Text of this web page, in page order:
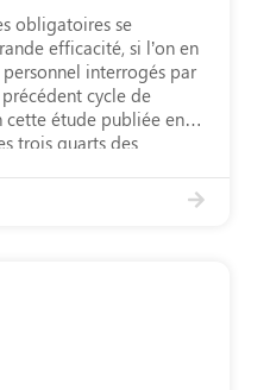
obligatoires se
efficacité, si l’on en
interrogés par
­cycle de
cette étude publiée en
trois quarts des
ne répondent pas […]